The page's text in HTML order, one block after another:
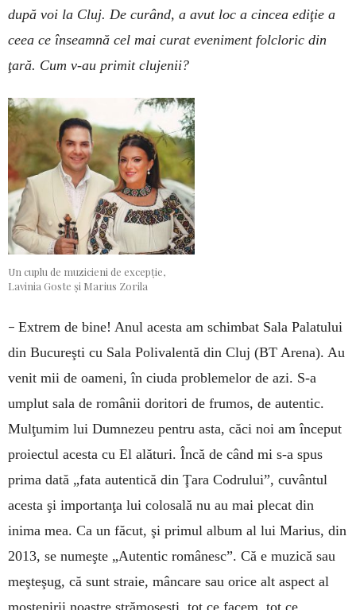
după voi la Cluj. De curând, a avut loc a cincea ediţie a
ceea ce înseamnă cel mai curat eveniment folcloric din
ţară. Cum v-au primit clujenii?
Un cuplu de muzicieni de excepție,
Lavinia Goste și Marius Zorila
– Extrem de bine! Anul acesta am schimbat Sala Palatului
din Bucureşti cu Sala Polivalentă din Cluj (BT Arena). Au
venit mii de oameni, în ciuda problemelor de azi. S-a
umplut sala de românii doritori de frumos, de autentic.
Mulţumim lui Dumnezeu pentru asta, căci noi am început
proiectul acesta cu El alături. Încă de când mi s-a spus
prima dată „fata autentică din Ţara Codrului”, cuvântul
acesta şi importanţa lui colosală nu au mai plecat din
inima mea. Ca un făcut, şi primul album al lui Marius, din
2013, se numeşte „Autentic românesc”. Că e muzică sau
meşteşug, că sunt straie, mâncare sau orice alt aspect al